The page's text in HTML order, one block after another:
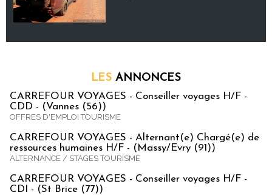
LES ANNONCES
CARREFOUR VOYAGES - Conseiller voyages H/F -
CDD - (Vannes (56))
OFFRES D'EMPLOI TOURISME
CARREFOUR VOYAGES - Alternant(e) Chargé(e) de
ressources humaines H/F - (Massy/Evry (91))
ALTERNANCE / STAGES TOURISME
CARREFOUR VOYAGES - Conseiller voyages H/F -
CDI - (St Brice (77))